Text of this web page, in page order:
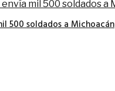
500 soldados a Michoacán